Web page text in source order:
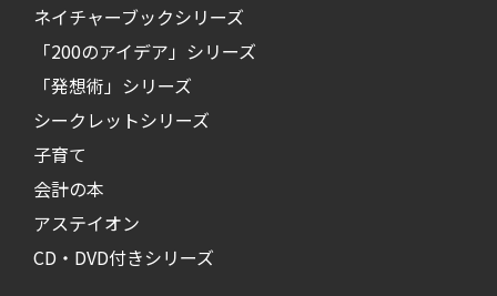
ネイチャーブックシリーズ
「200のアイデア」シリーズ
「発想術」シリーズ
シークレットシリーズ
子育て
会計の本
アステイオン
CD・DVD付きシリーズ